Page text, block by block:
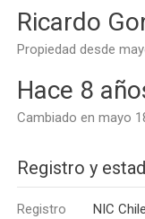
Ricardo
Propiedad desde
Hace 8
Cambiado en mayo
Registro y
Registro NIC Chile